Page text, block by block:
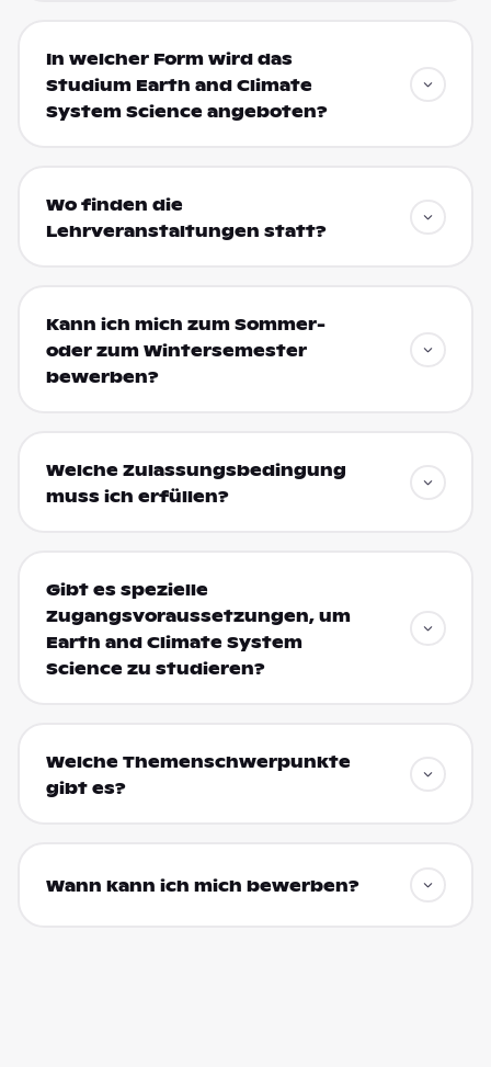
In welcher Form wird das
Studium Earth and Climate
System Science angeboten?
Wo finden die
Lehrveranstaltungen statt?
Kann ich mich zum Sommer-
oder zum Wintersemester
bewerben?
Welche Zulassungsbedingung
muss ich erfüllen?
Gibt es spezielle
Zugangsvoraussetzungen, um
Earth and Climate System
Science zu studieren?
Welche Themenschwerpunkte
gibt es?
Wann kann ich mich bewerben?